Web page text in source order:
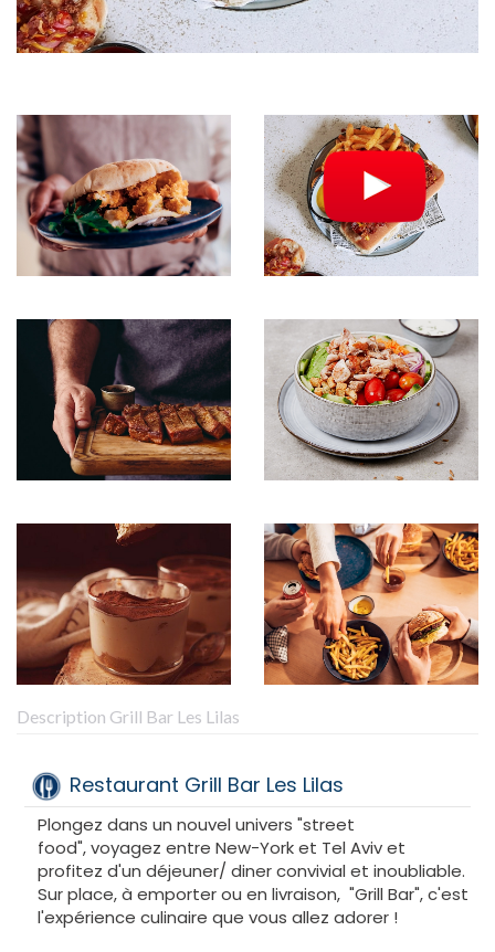
Description Grill Bar Les Lilas
Restaurant Grill Bar Les Lilas
Plongez dans un nouvel univers "street
food", voyagez entre New-York et Tel Aviv et
profitez d'un déjeuner/ diner convivial et inoubliable.
Sur place, à emporter ou en livraison, "Grill Bar", c'est
l'expérience culinaire que vous allez adorer !